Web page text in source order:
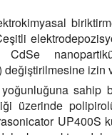
CdSe
değiştirilmesine izin
sahip
üzerinde
UP400S